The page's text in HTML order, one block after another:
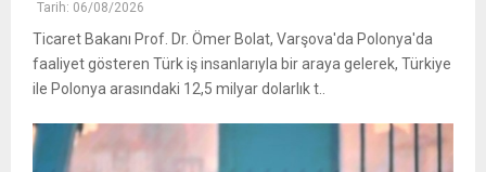
Tarih: 06/08/2026
Ticaret Bakanı Prof. Dr. Ömer Bolat, Varşova'da Polonya'da
faaliyet gösteren Türk iş insanlarıyla bir araya gelerek, Türkiye
ile Polonya arasındaki 12,5 milyar dolarlık t..